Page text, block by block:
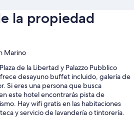
la propiedad
Marino
de la Libertad y Palazzo Pubblico
desayuno buffet incluido, galería de
Si eres una persona que busca
este hotel encontrarás pista de
Hay wifi gratis en las habitaciones
y servicio de lavandería o tintorería.